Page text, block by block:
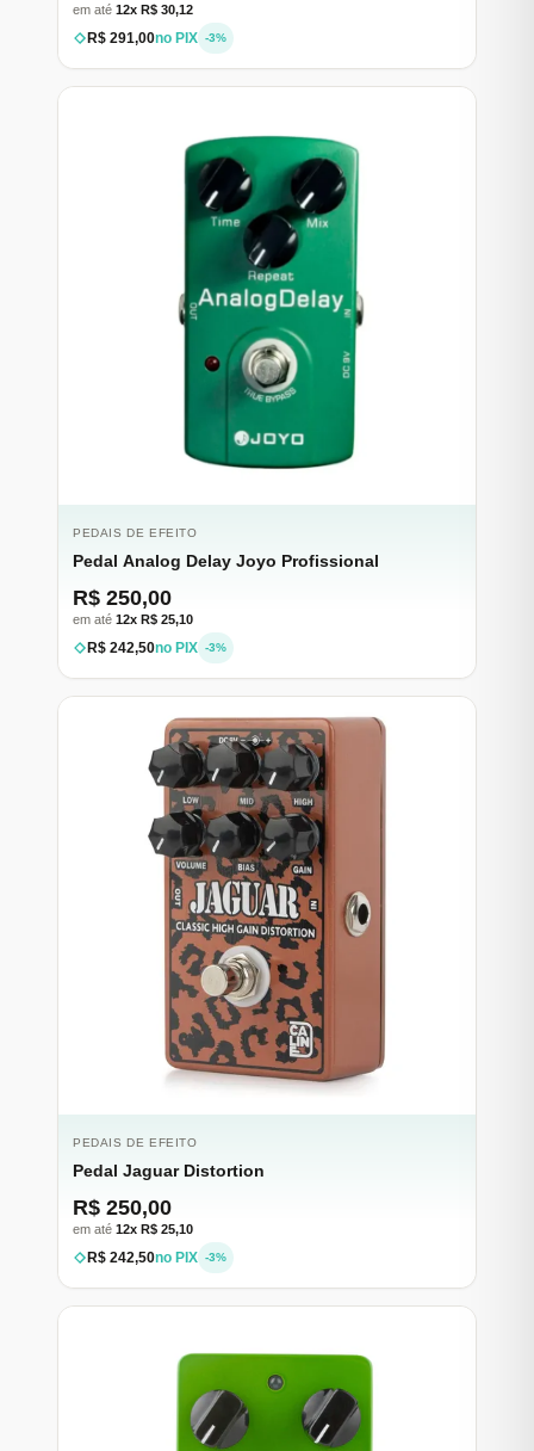
em até 12x R$ 30,12
R$ 291,00no PIX -3%
PEDAIS DE EFEITO
Pedal Analog Delay Joyo Profissional
R$ 250,00
em até 12x R$ 25,10
R$ 242,50no PIX -3%
PEDAIS DE EFEITO
Pedal Jaguar Distortion
R$ 250,00
em até 12x R$ 25,10
R$ 242,50no PIX -3%